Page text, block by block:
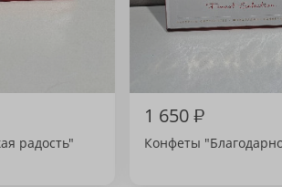
радость"
1 650₽
Конфеты